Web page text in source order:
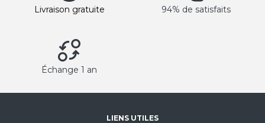
Livraison gratuite 94% de satisfaits
Échange 1 an
LIENS UTILES